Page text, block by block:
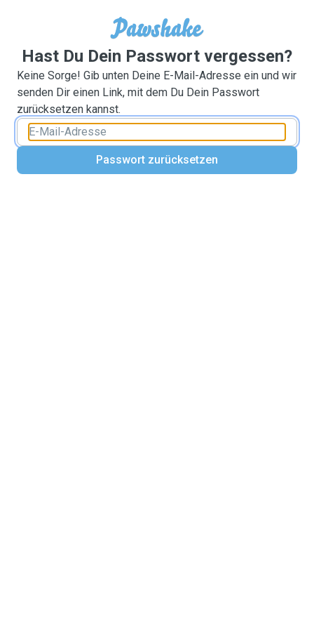
Hast Du Dein Passwort vergessen?
Keine Sorge! Gib unten Deine E-Mail-Adresse ein und wir
senden Dir einen Link, mit dem Du Dein Passwort
zurücksetzen kannst.
Passwort zurücksetzen